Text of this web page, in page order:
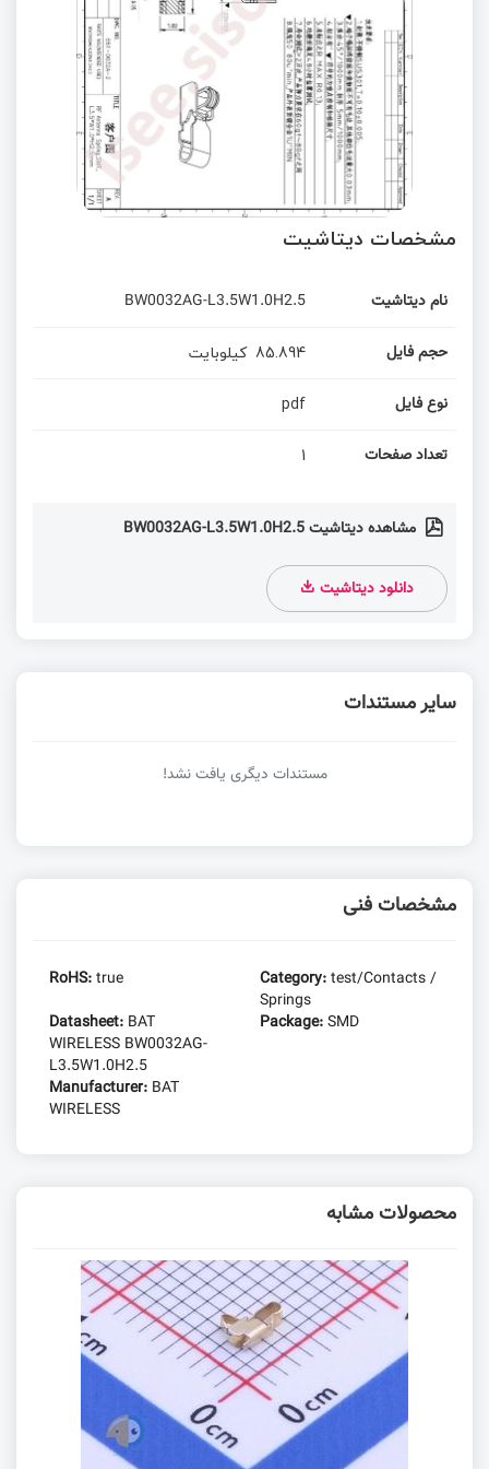
مشخصات دیتاشیت
نام دیتاشیت BW0032AG-L3.5W1.0H2.5
حجم فایل 85.894 کیلوبایت
نوع فایل pdf
تعداد صفحات 1
مشاهده دیتاشیت BW0032AG-L3.5W1.0H2.5
دانلود دیتاشیت
سایر مستندات
مستندات دیگری یافت نشد!
مشخصات فنی
RoHS:true Category:test/Contacts /
Springs
Datasheet: BAT
WIRELESS BW0032AG-
L3.5W1.0H2.5
Package:SMD
Manufacturer: BAT
WIRELESS
محصولات مشابه